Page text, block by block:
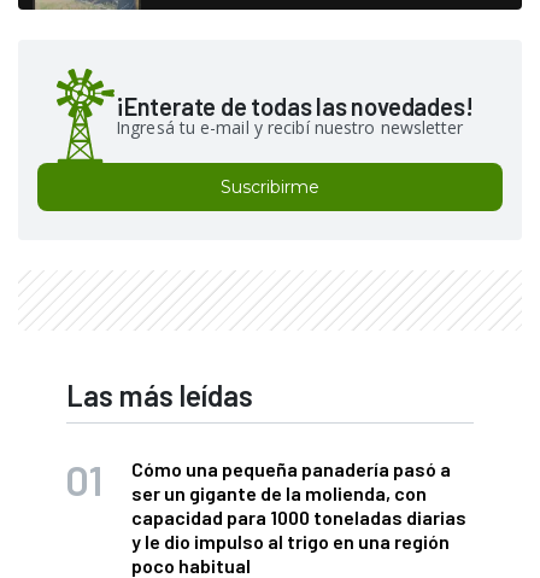
¡Enterate de todas las novedades!
Ingresá tu e-mail y recibí nuestro newsletter
Suscribirme
Las más leídas
Cómo una pequeña panadería pasó a
ser un gigante de la molienda, con
capacidad para 1000 toneladas diarias
y le dio impulso al trigo en una región
poco habitual